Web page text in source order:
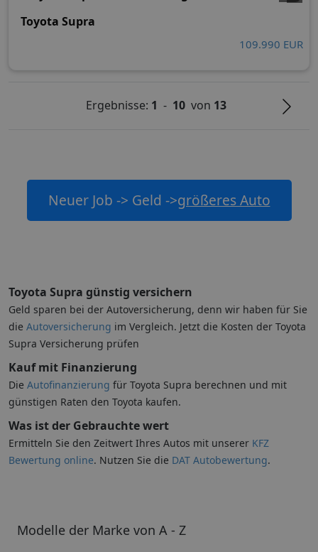
Modelle der Marke von A - Z
Toyota Supra
109.990 EUR
Ergebnisse: 1 - 10von 13
Neuer Job -> Geld ->größeres Auto
Toyota Supra günstig versichern
Geld sparen bei der Autoversicherung, denn wir haben für Sie
die Autoversicherung im Vergleich. Jetzt die Kosten der Toyota
Supra Versicherung prüfen
Kauf mit Finanzierung
Die Autofinanzierung für Toyota Supra berechnen und mit
günstigen Raten den Toyota kaufen.
Was ist der Gebrauchte wert
Ermitteln Sie den Zeitwert Ihres Autos mit unserer KFZ
Bewertung online. Nutzen Sie die DAT Autobewertung.